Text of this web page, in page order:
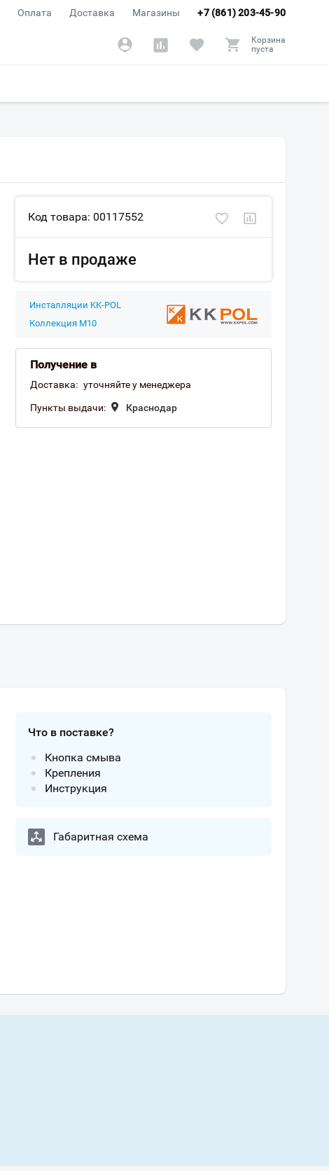
+7 (861) 203-45-90
Оплата Доставка Магазины
Корзина
пуста
Код товара: 00117552
Нет в продаже
Инсталляции KK-POL
Коллекция M10
Получение в
Доставка: уточняйте у менеджера
Пункты выдачи: Краснодар
Что в поставке?
Кнопка смыва
Крепления
Инструкция
Габаритная схема